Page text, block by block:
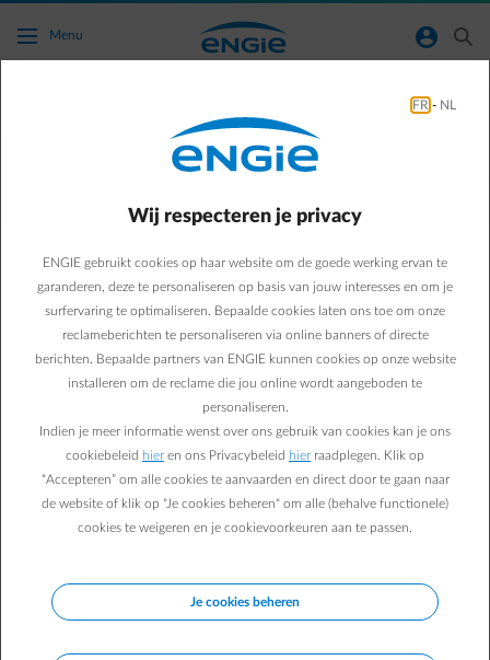
Ga naar de hoofdinhoud
Menu normal-account-circle search
Heb ik recht op het sociaal tarief?
voldoen aan bepaalde voorwaarden die door de overheid zijn
vastgesteld. Meestal wordt dit tarief automatisch toegekend, dus je
communiceert ons elke drie maanden de lijst van in aanmerking
komende klanten. Wil je meer weten? Raadpleeg dan de informatie
hier.
Je hebt geen recht op het sociaal tarief:
voor het verbruik van een tweede woning
voor het verbruik in gemeenschappelijke delen van een
appartementsgebouw
als professionele klant
als occasionele klant/tijdelijke aansluiting
FR - NL
Wij respecteren je privacy
ENGIE gebruikt cookies op haar website om de goede werking ervan te
garanderen, deze te personaliseren op basis van jouw interesses en om je
surfervaring te optimaliseren. Bepaalde cookies laten ons toe om onze
reclameberichten te personaliseren via online banners of directe
berichten. Bepaalde partners van ENGIE kunnen cookies op onze website
installeren om de reclame die jou online wordt aangeboden te
personaliseren.
Indien je meer informatie wenst over ons gebruik van cookies kan je ons
cookiebeleid hier en ons Privacybeleid hier raadplegen. Klik op
“Accepteren” om alle cookies te aanvaarden en direct door te gaan naar
de website of klik op "Je cookies beheren" om alle (behalve functionele)
cookies te weigeren en je cookievoorkeuren aan te passen.
Je cookies beheren